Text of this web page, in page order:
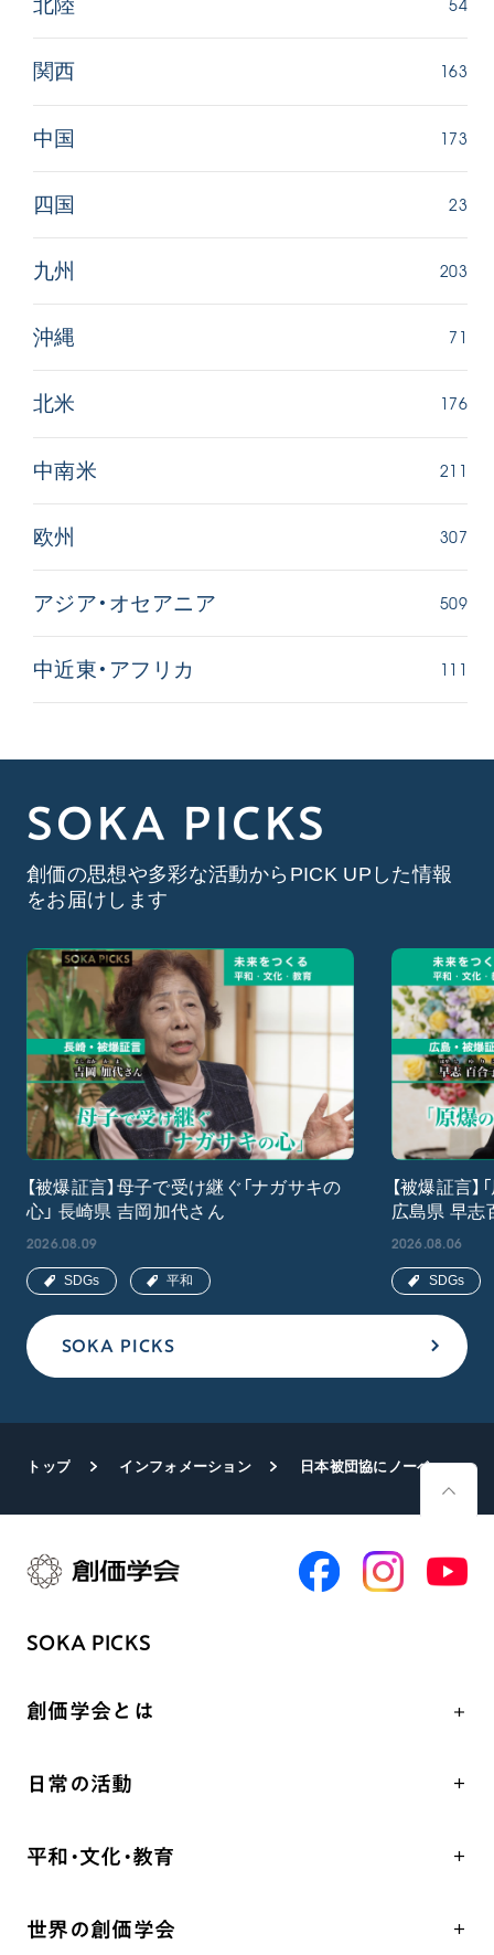
北陸
関西 163
中国 173
四国 23
九州 203
沖縄 71
北米 176
中南米 211
欧州 307
アジア・オセアニア 509
中近東・アフリカ 111
SOKA PICKS
創価の思想や多彩な活動からPICK UPした情報
をお届けします
SOKA PICKS
【被爆証言】母子で受け継ぐ「ナガサキの
心」 長崎県 吉岡加代さん
2026.08.09
SDGs 平和
【被爆証言
広島県 早志
2026.08.06
SDGs
トップ インフォメーション 日本被団協にノーベル平和賞 授賞式にSGI代表が出席
SOKA PICKS
創価学会とは
祈り
聖典
日常の活動
座談会
平和・文化・教育
世界の創価学会